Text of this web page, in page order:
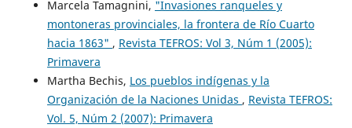
Marcela Tamagnini, "Invasiones ranqueles y
montoneras provinciales, la frontera de Río Cuarto
hacia 1863" , Revista TEFROS: Vol 3, Núm 1 (2005):
Primavera
Martha Bechis, Los pueblos indígenas y la
Organización de la Naciones Unidas , Revista TEFROS:
Vol. 5, Núm 2 (2007): Primavera